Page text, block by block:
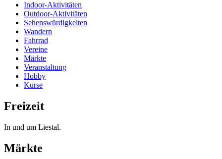
Indoor-Aktivitäten
Outdoor-Aktivitäten
Sehenswürdigkeiten
Wandern
Fahrrad
Vereine
Märkte
Veranstaltung
Hobby
Kurse
Freizeit
In und um Liestal.
Märkte